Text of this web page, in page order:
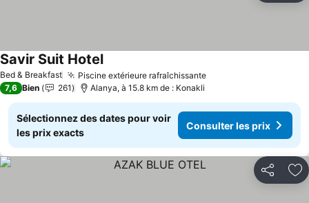
Bed & Breakfast Piscine extérieure rafraîchissanteConsulter les prix
Savir Suit HotelConsulter les prix
7,6 Bien 261 Alanya, à 15.8 km de : Konakli
Sélectionnez des dates pour voir
les prix exacts
Consulter les prix
Partager